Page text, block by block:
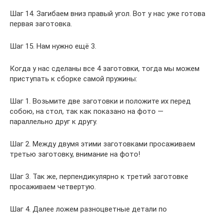
Шаг 14. Загибаем вниз правый угол. Вот у нас уже готова
первая заготовка.
Шаг 15. Нам нужно ещё 3.
Когда у нас сделаны все 4 заготовки, тогда мы можем
приступать к сборке самой пружины:
Шаг 1. Возьмите две заготовки и положите их перед
собою, на стол, так как показано на фото —
параллельно друг к другу.
Шаг 2. Между двумя этими заготовками просаживаем
третью заготовку, внимание на фото!
Шаг 3. Так же, перпендикулярно к третий заготовке
просаживаем четвертую.
Шаг 4. Далее ложем разноцветные детали по